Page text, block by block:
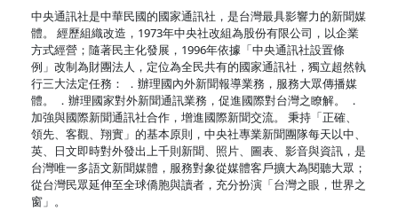
中央通訊社是中華民國的國家通訊社，是台灣最具影響力的新聞媒
體。 經歷組織改造，1973年中央社改組為股份有限公司，以企業
方式經營；隨著民主化發展，1996年依據「中央通訊社設置條
例」改制為財團法人，定位為全民共有的國家通訊社，獨立超然執
行三大法定任務： ．辦理國內外新聞報導業務，服務大眾傳播媒
體。 ．辦理國家對外新聞通訊業務，促進國際對台灣之瞭解。 ．
加強與國際新聞通訊社合作，增進國際新聞交流。 秉持「正確、
領先、客觀、翔實」的基本原則，中央社專業新聞團隊每天以中、
英、日文即時對外發出上千則新聞、照片、圖表、影音與資訊，是
台灣唯一多語文新聞媒體，服務對象從媒體客戶擴大為閱聽大眾；
從台灣民眾延伸至全球僑胞與讀者，充分扮演「台灣之眼，世界之
窗」。